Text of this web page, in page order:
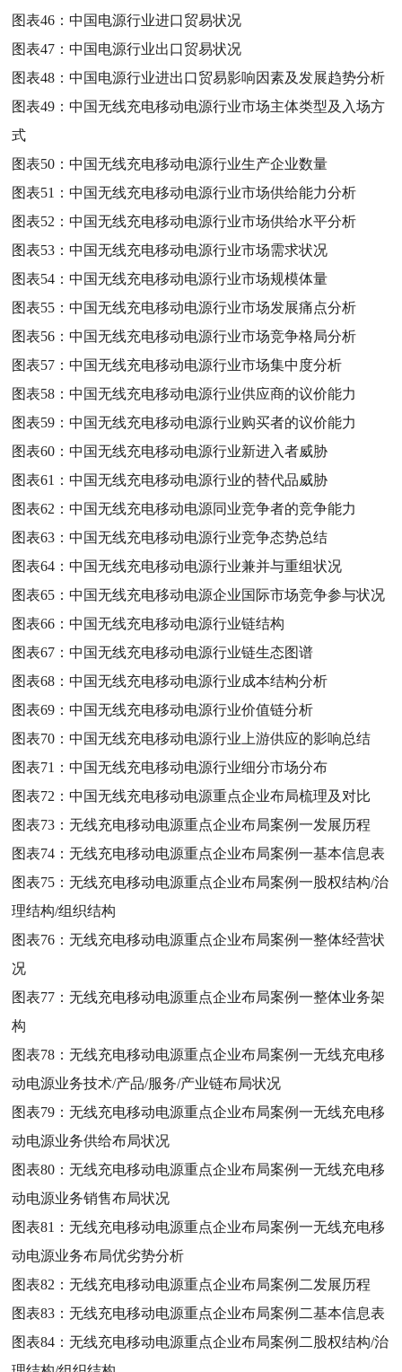
图表46：中国电源行业进口贸易状况
图表47：中国电源行业出口贸易状况
图表48：中国电源行业进出口贸易影响因素及发展趋势分析
图表49：中国无线充电移动电源行业市场主体类型及入场方
式
图表50：中国无线充电移动电源行业生产企业数量
图表51：中国无线充电移动电源行业市场供给能力分析
图表52：中国无线充电移动电源行业市场供给水平分析
图表53：中国无线充电移动电源行业市场需求状况
图表54：中国无线充电移动电源行业市场规模体量
图表55：中国无线充电移动电源行业市场发展痛点分析
图表56：中国无线充电移动电源行业市场竞争格局分析
图表57：中国无线充电移动电源行业市场集中度分析
图表58：中国无线充电移动电源行业供应商的议价能力
图表59：中国无线充电移动电源行业购买者的议价能力
图表60：中国无线充电移动电源行业新进入者威胁
图表61：中国无线充电移动电源行业的替代品威胁
图表62：中国无线充电移动电源同业竞争者的竞争能力
图表63：中国无线充电移动电源行业竞争态势总结
图表64：中国无线充电移动电源行业兼并与重组状况
图表65：中国无线充电移动电源企业国际市场竞争参与状况
图表66：中国无线充电移动电源行业链结构
图表67：中国无线充电移动电源行业链生态图谱
图表68：中国无线充电移动电源行业成本结构分析
图表69：中国无线充电移动电源行业价值链分析
图表70：中国无线充电移动电源行业上游供应的影响总结
图表71：中国无线充电移动电源行业细分市场分布
图表72：中国无线充电移动电源重点企业布局梳理及对比
图表73：无线充电移动电源重点企业布局案例一发展历程
图表74：无线充电移动电源重点企业布局案例一基本信息表
图表75：无线充电移动电源重点企业布局案例一股权结构/治
理结构/组织结构
图表76：无线充电移动电源重点企业布局案例一整体经营状
况
图表77：无线充电移动电源重点企业布局案例一整体业务架
构
图表78：无线充电移动电源重点企业布局案例一无线充电移
动电源业务技术/产品/服务/产业链布局状况
图表79：无线充电移动电源重点企业布局案例一无线充电移
动电源业务供给布局状况
图表80：无线充电移动电源重点企业布局案例一无线充电移
动电源业务销售布局状况
图表81：无线充电移动电源重点企业布局案例一无线充电移
动电源业务布局优劣势分析
图表82：无线充电移动电源重点企业布局案例二发展历程
图表83：无线充电移动电源重点企业布局案例二基本信息表
图表84：无线充电移动电源重点企业布局案例二股权结构/治